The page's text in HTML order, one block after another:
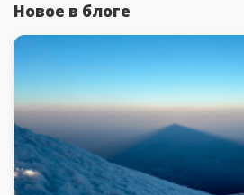
Новое в блоге